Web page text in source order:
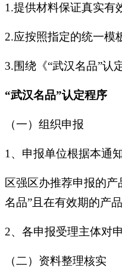
1.提供材料保证真实有
2.应按照指定的统一模
3.围绕《“武汉名品”认
“武汉名品”认定程序
（一）组织申报
1、申报单位根据本通
区强区办推荐申报的
名品”且在有效期的产
2、各申报受理主体对
（二）资料整理核实